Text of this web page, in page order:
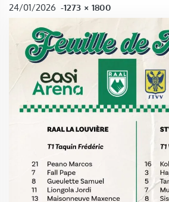
24/01/2026 -FULL SIZE
1273 × 1800